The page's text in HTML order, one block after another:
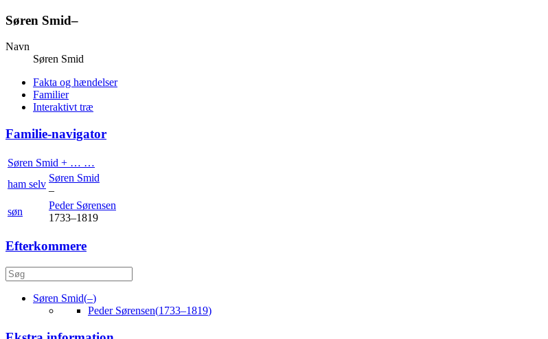
Søren Smid–
Navn
Søren Smid
Fakta og hændelser
Familier
Interaktivt træ
Familie-navigator
Søren Smid + … …
ham selv
Søren Smid
–
søn
Peder Sørensen
1733–1819
Efterkommere
Søren Smid(–)
Peder Sørensen(1733–1819)